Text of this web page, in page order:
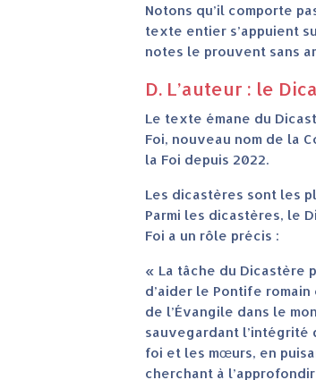
Notons qu’il comporte
texte entier s’appuient
notes le prouvent sans
D. L’auteur : le
Le texte émane du
Foi, nouveau nom de la
la Foi depuis 2022.
Les dicastères sont les
Parmi les dicastères, le
Foi a un rôle précis :
« La tâche du Dicastère
d’aider le Pontife
de l’Évangile dans le
sauvegardant
foi et les mœurs, en
cherchant à